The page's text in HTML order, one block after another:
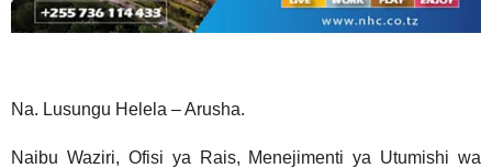
Na. Lusungu Helela – Arusha.
Naibu Waziri, Ofisi ya Rais, Menejimenti ya Utumishi wa